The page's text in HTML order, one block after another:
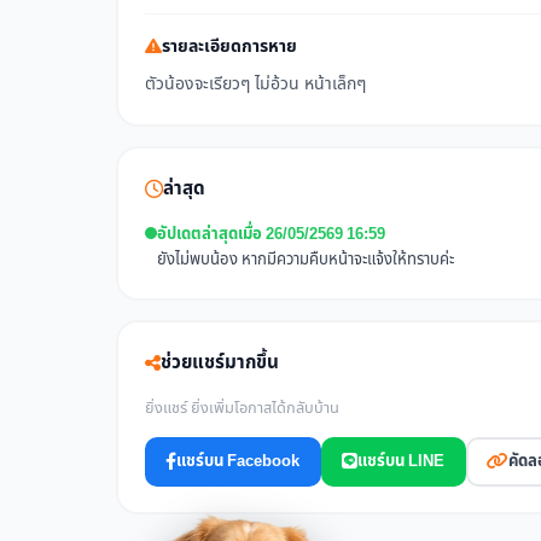
รายละเอียดการหาย
ตัวน้องจะเรียวๆ ไม่อ้วน หน้าเล็กๆ
ล่าสุด
อัปเดตล่าสุดเมื่อ 26/05/2569 16:59
ยังไม่พบน้อง หากมีความคืบหน้าจะแจ้งให้ทราบค่ะ
ช่วยแชร์มากขึ้น
ยิ่งแชร์ ยิ่งเพิ่มโอกาสได้กลับบ้าน
แชร์บน Facebook แชร์บน LINE คัด